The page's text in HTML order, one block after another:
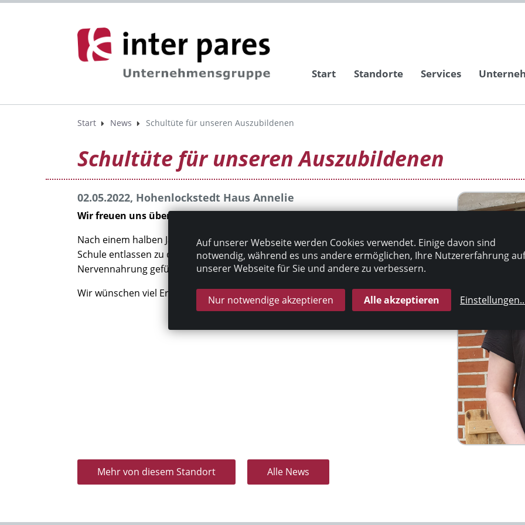
Start Standorte Services
Start News Schultüte für unseren Auszubildenen
Schultüte für unseren Auszubildenen
02.05.2022, Hohenlockstedt Haus Annelie
Wir freuen uns über unseren ersten Pflegehelfer-Azubi in 2022.
Nach einem halben Jahr schnuppern freuen wir uns, Felix in die
Schule entlassen zu dürfen. Zur Stärkung wurde die Schultüte mit
Nervennahrung gefüllt.
Wir wünschen viel Erfolg.
Mehr von diesem Standort Alle News
Auf unserer Webseite werden Cookies verwendet. Einige davon sind
notwendig, während es uns andere ermöglichen, Ihre Nutzererfahrung auf
unserer Webseite für Sie und andere zu verbessern.
Nur notwendige akzeptieren Alle akzeptieren Einstellungen